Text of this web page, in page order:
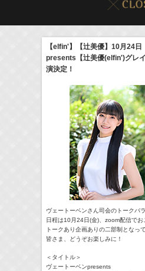
本日の出演情報8/7(Fri)
22:00-
(TV) Tシャツが乾く
> More
【elfin'】【辻美優】10月24
presents【辻美優(elfin')グレ
演決定！
ヴェートーベンさん司会のトークバ
日程は10月24日(金)、zoom配信でお
トークあり企画ありの二部制となっ
皆さま、どうぞお楽しみに！
＜タイトル＞
ヴェートーベンpresents